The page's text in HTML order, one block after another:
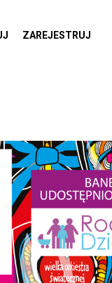
ZAREJESTRUJ